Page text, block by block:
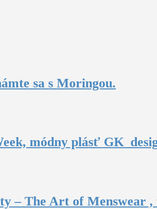
sa s Moringou.
módny plásť
– The Art of Menswear ,